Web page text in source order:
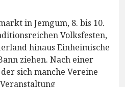
in Jemgum, 8. bis 10.
Volksfesten,
hinaus Einheimische
ziehen. Nach einer
sich manche Vereine